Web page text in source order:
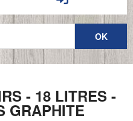
- 18 LITRES -
GRAPHITE